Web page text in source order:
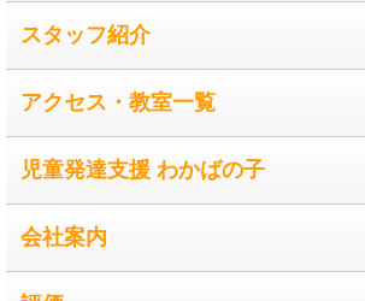
スタッフ紹介
アクセス・教室一覧
児童発達支援 わかばの子
会社案内